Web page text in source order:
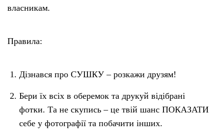
власникам.
Правила:
Дізнався про СУШКУ – розкажи друзям!
Бери їх всіх в оберемок та друкуй відібрані
фотки. Та не скупись – це твій шанс ПОКАЗАТИ
себе у фотографії та побачити інших.